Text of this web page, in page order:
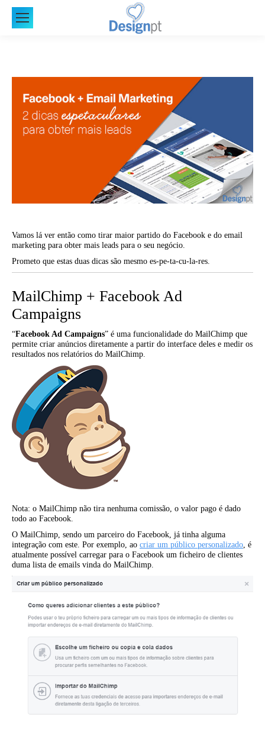
Vamos lá ver então como tirar maior partido do Facebook e do email
marketing para obter mais leads para o seu negócio.
Prometo que estas duas dicas são mesmo es-pe-ta-cu-la-res.
MailChimp + Facebook Ad
Campaigns
“Facebook Ad Campaigns” é uma funcionalidade do MailChimp que
permite criar anúncios diretamente a partir do interface deles e medir os
resultados nos relatórios do MailChimp.
Nota: o MailChimp não tira nenhuma comissão, o valor pago é dado
todo ao Facebook.
O MailChimp, sendo um parceiro do Facebook, já tinha alguma
integração com este. Por exemplo, ao criar um público personalizado , é
atualmente possível carregar para o Facebook um ficheiro de clientes
duma lista de emails vinda do MailChimp.